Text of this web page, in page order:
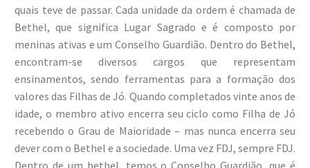
quais teve de passar. Cada unidade da ordem é chamada de
Bethel, que significa Lugar Sagrado e é composto por
meninas ativas e um Conselho Guardião. Dentro do Bethel,
encontram-se diversos cargos que representam
ensinamentos, sendo ferramentas para a formação dos
valores das Filhas de Jó. Quando completados vinte anos de
idade, o membro ativo encerra seu ciclo como Filha de Jó
recebendo o Grau de Maioridade – mas nunca encerra seu
dever com o Bethel e a sociedade. Uma vez FDJ, sempre FDJ.
Dentro de um bethel, temos o Conselho Guardião, que é